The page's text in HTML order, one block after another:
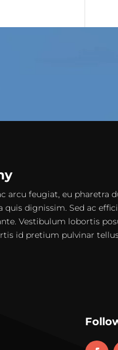
arcu feugiat, eu pharetra
quis dignissim. Sed ac
Vestibulum lobortis
id pretium pulvinar